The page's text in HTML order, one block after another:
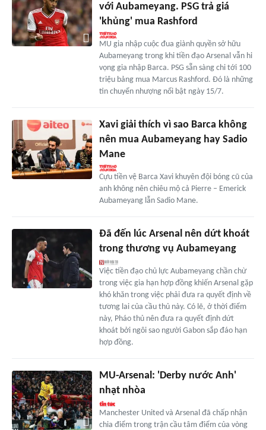
với Aubameyang. PSG trả giá
'khủng' mua Rashford
MU gia nhập cuộc đua giành quyền sở hữu
Aubameyang trong khi tiền đạo Arsenal vẫn hi
vọng gia nhập Barca. PSG sẵn sàng chi tới 100
triệu bảng mua Marcus Rashford. Đó là những
tin chuyển nhượng nổi bật ngày 15/7.
Xavi giải thích vì sao Barca không
nên mua Aubameyang hay Sadio
Mane
Cựu tiền vệ Barca Xavi khuyên đội bóng cũ của
anh không nên chiêu mộ cả Pierre – Emerick
Aubameyang lẫn Sadio Mane.
Đã đến lúc Arsenal nên dứt khoát
trong thương vụ Aubameyang
Việc tiền đạo chủ lực Aubameyang chần chừ
trong việc gia hạn hợp đồng khiến Arsenal gặp
khó khăn trong việc phải đưa ra quyết định về
tương lai của cầu thủ này. Có lẽ, ở thời điểm
này, Pháo thủ nên đưa ra quyết định dứt
khoát bởi ngôi sao người Gabon sắp đáo hạn
hợp đồng.
MU-Arsenal: 'Derby nước Anh'
nhạt nhòa
Manchester United và Arsenal đã chấp nhận
chia điểm trong trận cầu tâm điểm của vòng